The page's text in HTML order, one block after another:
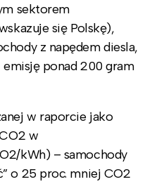
sektorem
się Polskę),
z napędem diesla,
ponad 200 gram
w raporcie jako
w
kWh) – samochody
o 25 proc. mniej CO2